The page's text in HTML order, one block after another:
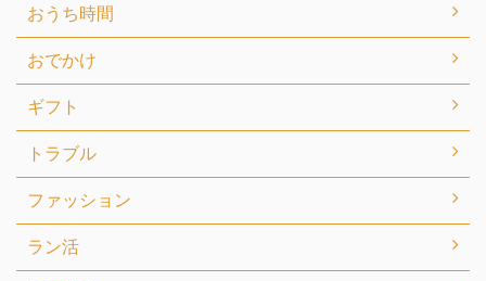
おうち時間
おでかけ
ギフト
トラブル
ファッション
ラン活